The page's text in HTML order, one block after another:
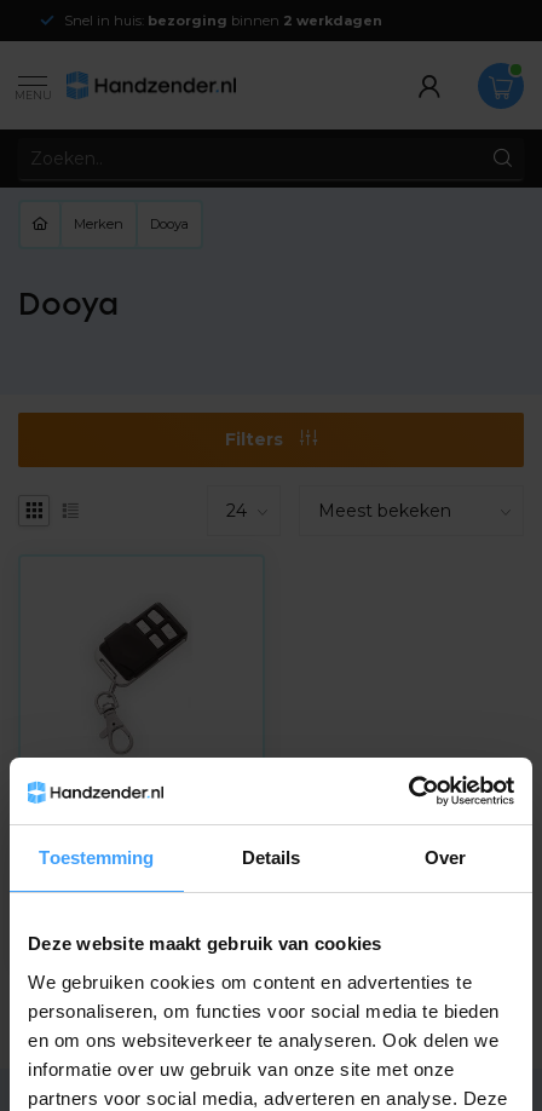
Toestemming Details Over
Deze website maakt gebruik van cookies
We gebruiken cookies om content en advertenties te
personaliseren, om functies voor social media te bieden
en om ons websiteverkeer te analyseren. Ook delen we
informatie over uw gebruik van onze site met onze
partners voor social media, adverteren en analyse. Deze
Snel in huis: bezorging binnen 2 werkdagen
MENU
Merken Dooya
Dooya
Filters
handzender 1-kanaals
Op voorraad
44,95